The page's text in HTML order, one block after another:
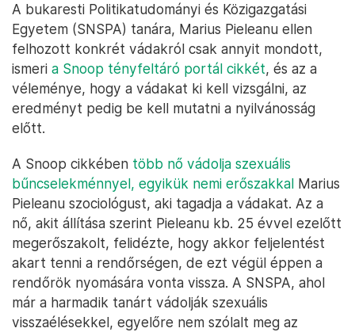
A bukaresti Politikatudományi és Közigazgatási
Egyetem (SNSPA) tanára, Marius Pieleanu ellen
felhozott konkrét vádakról csak annyit mondott,
ismeri a Snoop tényfeltáró portál cikkét, és az a
véleménye, hogy a vádakat ki kell vizsgálni, az
eredményt pedig be kell mutatni a nyilvánosság
előtt.
A Snoop cikkében több nő vádolja szexuális
bűncselekménnyel, egyikük nemi erőszakkal Marius
Pieleanu szociológust, aki tagadja a vádakat. Az a
nő, akit állítása szerint Pieleanu kb. 25 évvel ezelőtt
megerőszakolt, felidézte, hogy akkor feljelentést
akart tenni a rendőrségen, de ezt végül éppen a
rendőrök nyomására vonta vissza. A SNSPA, ahol
már a harmadik tanárt vádolják szexuális
visszaélésekkel, egyelőre nem szólalt meg az